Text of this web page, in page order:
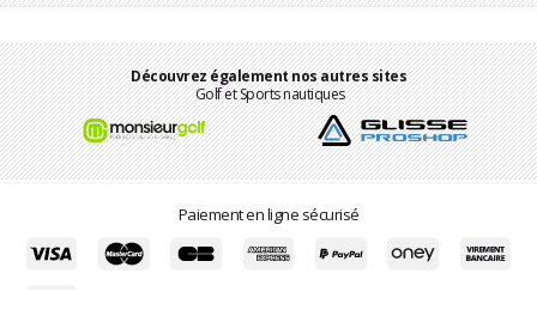
Découvrez également nos autres sites
Golf et Sports nautiques
Paiement en ligne sécurisé